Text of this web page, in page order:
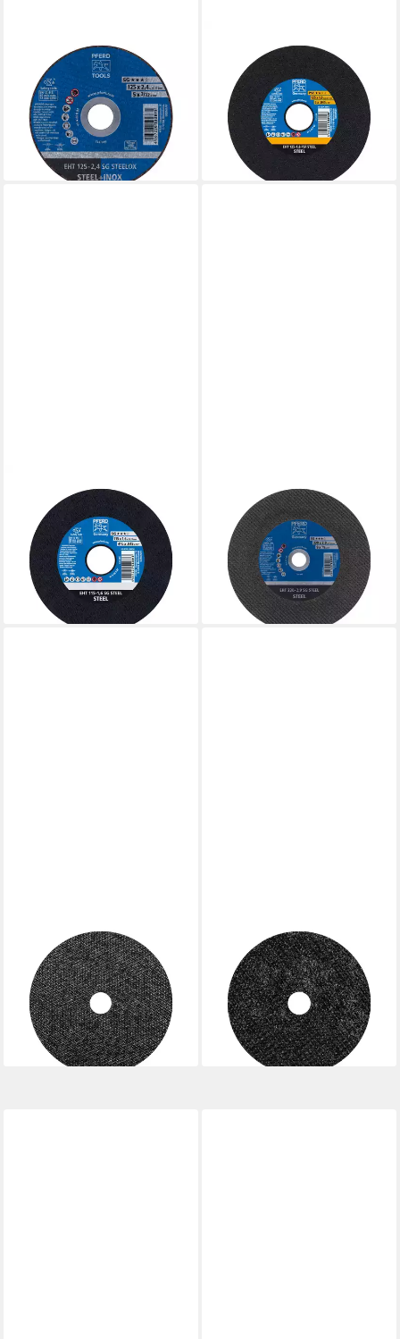
Trennscheibe PFERD TOOLS
Trennscheibe EHT
125x2,4x22,23 mm gerade
Leistungslinie SG
ab 79,13 €
lieferbar - in 3-4 Werktagen bei dir
Trennscheibe PFERD TOOLS
Trennscheibe EHT
125x1,6x22,23 mm gerade
Universallinie PS
53,11 €
lieferbar - in 3-4 Werktagen bei dir
Trennscheibe PFERD TOOLS
Trennscheibe EHT
115x1,6x22,23 mm gerade
Leistungslinie SG
60,57 €
lieferbar - in 3-4 Werktagen bei dir
Trennscheibe PFERD TOOLS
Trennscheibe EHT
230x2,9x22,23 mm gerade
Leistungslinie SG
173,04 €
lieferbar - in 3-4 Werktagen bei dir
Trennscheiben PFERD
TOOLS Klein-Trennscheibe
EHT 70x1,4x10mm gerade
Leistungslinie S
133,61 €
lieferbar - in 3-4 Werktagen bei dir
Trennscheiben PFERD
TOOLS Klein-Trennscheibe
EHT 65x1,4x10mm gerade
Leistungslinie S
120,33 €
lieferbar - in 3-4 Werktagen bei dir